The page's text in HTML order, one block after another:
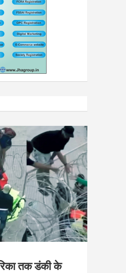
तक डंकी के